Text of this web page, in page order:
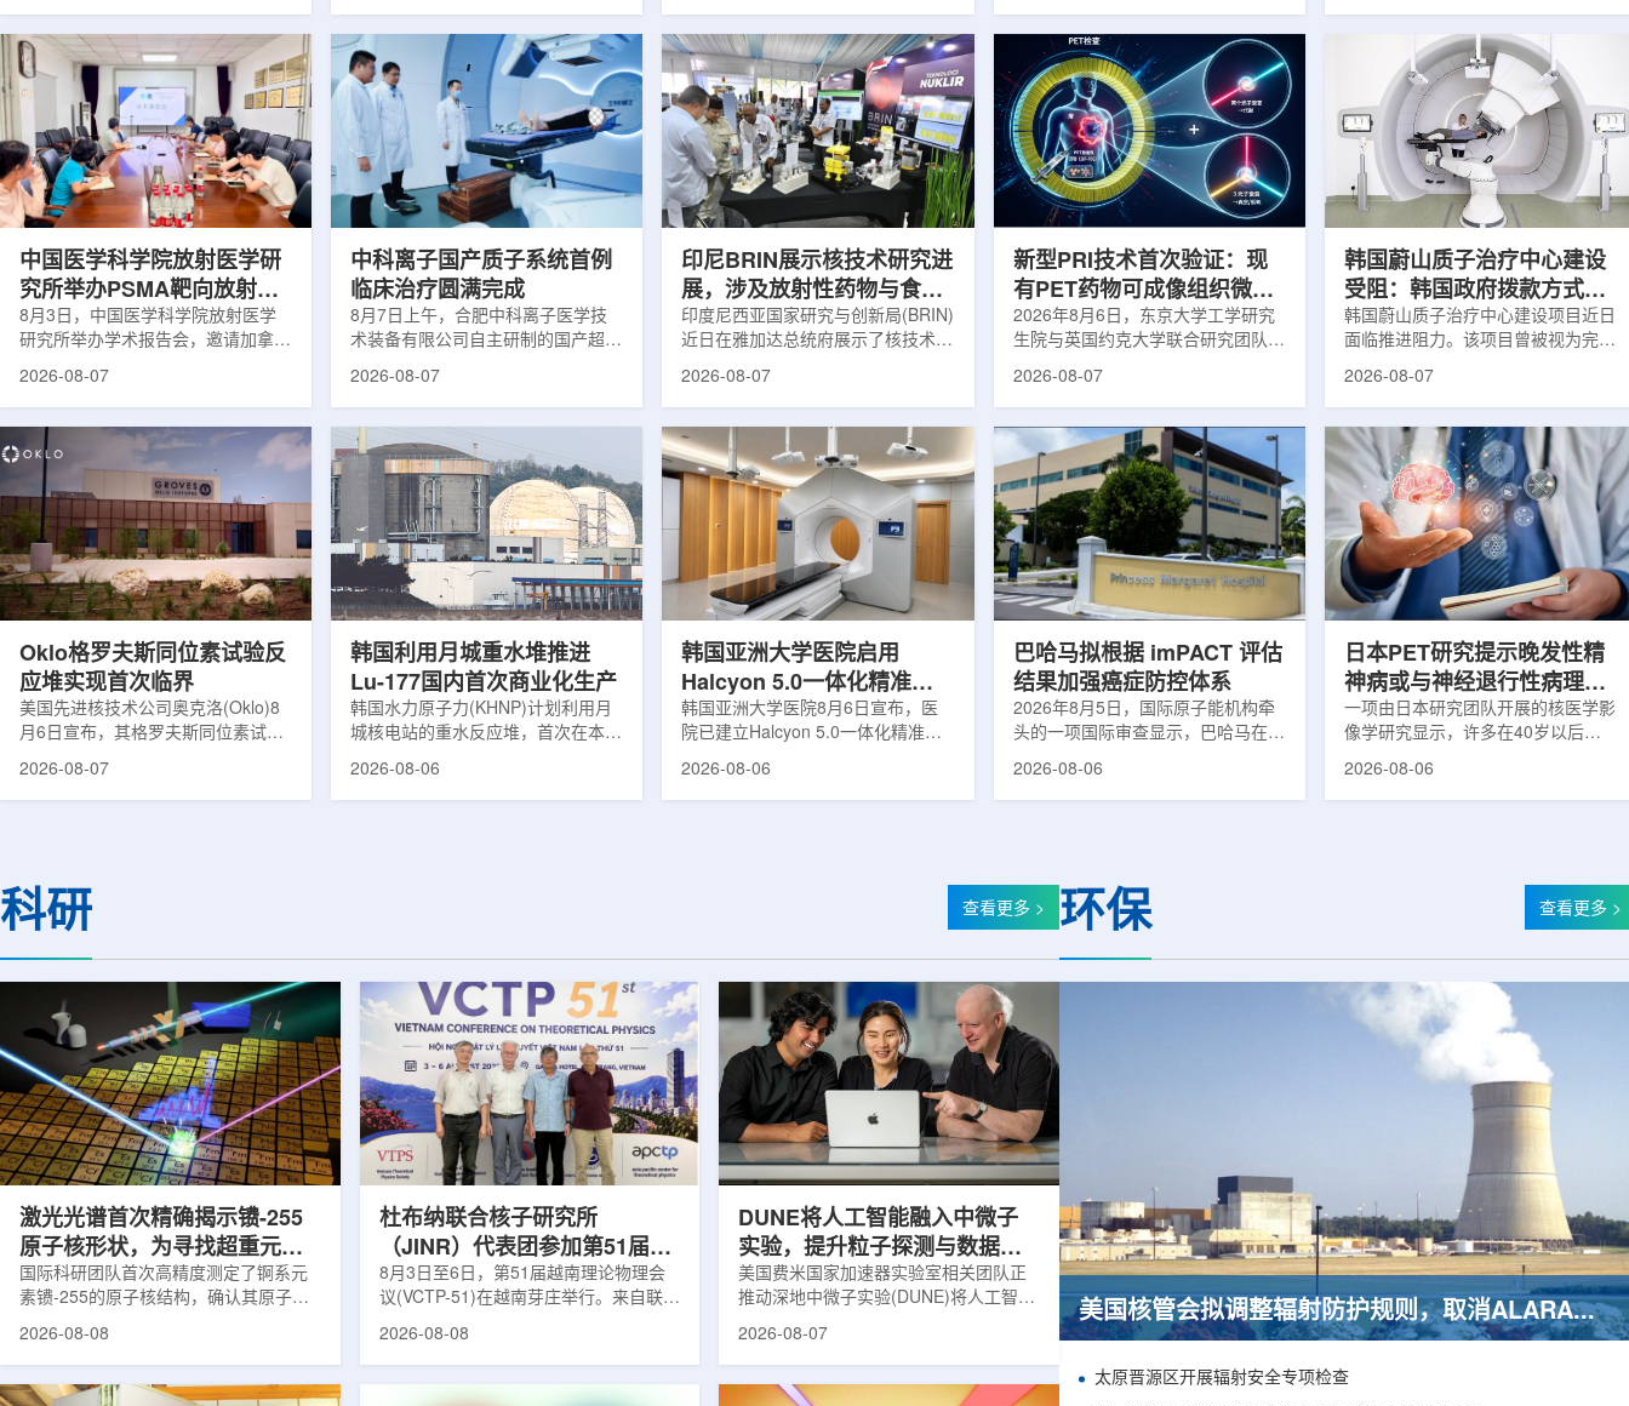
果提示，不同人群之间的筛查可及性
差异正在扩大。研究人员分析了超过
500万名Medicare受益人的理赔数
据。结果显示，DXA使用率从2005
年的每10万名受益人7255次，下降
至2023年的每10万名受益人4690
次。相关研究已发表于
《Osteoporosis International》。下
法。治疗过程中，医生在CT或超声
成像引导下，将细治疗针精准插入肿
瘤部位，通过零下40摄氏度或更低
的超低温冷冻病灶，使癌细胞发生坏
死。由于低温冷冻本身具有一定麻醉
作用，该技术有助于减轻患者疼痛，
减少对周围正常组织的损伤，并促进
术后较快恢复。据该中心介绍，目前
认定(Fast Track Designation,
FTD)。这是原研核药领域中国首个
获得美国 FDA 突破性疗法认定、首
个同时获得 FDA 突破性疗法与快速
通道双项认定的产品，创造了核药领
域里程碑式突破。68Ga-NYM096是
一款特异性结合CAⅨ的肾癌小分子
诊断核药，适用于疑似或确认转移性
创)共同出资组建，中国同辐持股
90%，中核浙创持股10%。中核辐智
将承接中国同辐核医学发展中心业
务，锚定智慧核医疗赛道深耕布局。
公司以智慧核医学物联系统为核心载
体，打通核医疗全产业链条，构建智
慧核医学系统+核药+装备+服务协同
发展模式，推动业务从单一产品供给
完成自研7款放射性药物的临床转
化，用于多种肿瘤诊疗。报告会上，
林国贤教授基于其团队多年的前沿探
索，系统梳理了针对前列腺癌靶点
PSMA的核药相关研究进展：一是F-
18标记PSMA靶向PET显像剂的分子
设计与临床优势;二是通过理性优化
分子结构，大幅提高Lu-177标记治
中国医学科学院放射医学研
究所举办PSMA靶向放射性
药物学术报告会
8月3日，中国医学科学院放射医学
研究所举办学术报告会，邀请加拿大
温哥华不列颠哥伦比亚癌症中心林国
性药物开发》的学术报告。报告会采
取线上线下结合方式举行，放射所部
分科研人员和研究生参加。林国贤教
授长期从事肿瘤诊疗靶向放射性药物
开发研究，已主导或参与发表135余
篇同行评议期刊论文，提交30余项
放射性药物相关专利申请，并完成7
款自研放射性药物的临床转化，应用
2026-08-07
中科离子国产质子系统首例
临床治疗圆满完成
8月7日上午，合肥中科离子医学技
术装备有限公司自主研制的国产超导
回旋质子治疗系统，在合肥离子医学
治疗系统的重要突破。本例受试者为
肺癌患者。试验所用的超导质子治疗
系统，搭载中科离子自主研发的
SC240超导回旋加速器，具有超大照
射野、360°全周束流配送能力。治
疗全程依托多模融合4D图像引导精
准定位，能实现动态适配、精准治
疗。设备运行平稳低噪，治疗控制软
2026-08-07
印尼BRIN展示核技术研究进
展，涉及放射性药物与食品
辐照应用
印度尼西亚国家研究与创新局(BRIN)
近日在雅加达总统府展示了核技术研
究成果。BRIN局长阿里夫·萨特里亚
粮食和健康等领域。在健康领域，
BRIN正在开发用于核医学的放射性
药物。这类药物含有放射性物质，可
用于癌症诊断和治疗。阿里夫表示，
放射性药物研发对癌症识别和治疗具
有重要意义。在食品领域，BRIN将
核技术用于食品保鲜，重点包括出口
水果的辐照处理。阿里夫介绍，一些
2026-08-07
新型PRI技术首次验证：现
有PET药物可成像组织微环
境
2026年8月6日，东京大学工学研究
生院与英国约克大学联合研究团队宣
布，已建立一种利用正电子三光子衰
该方法可结合现有临床PET显像剂使
用，有望为核医学影像提供观察组织
微环境的新手段。利用正电子-3光子
衰变的下一代核医学成像概念图目前
临床PET扫描主要利用正电子双光子
湮灭过程显示药物在体内的分布和积
累情况，但对组织缺氧等与疾病恶性
程度相关的微环境信息捕捉有限。...
2026-08-07
韩国蔚山质子治疗中心建设
受阻：韩国政府拨款方式调
整影响项目推进
韩国蔚山质子治疗中心建设项目近日
面临推进阻力。该项目曾被视为完善
韩国东南部区域癌症治疗体系的关键
的难度明显上升。据蔚山市8月6日
消息，蔚山市已于去年3月完成质子
治疗中心建设可行性研究及基本规划
制定服务，并开始争取国家拨款。不
过，韩国保健福祉部回复称，难以单
独为蔚山市提供大型项目资金。此
前，蔚山市曾计划通过建设质子治疗
中心，构建癌症患者可在区域内完成
2026-08-07
Oklo格罗夫斯同位素试验反
应堆实现首次临界
美国先进核技术公司奥克洛(Oklo)8
月6日宣布，其格罗夫斯同位素试验
反应堆已在低功率状态下实现可控自
特，是美国能源部反应堆试点计划下
首个在私人土地上实现临界的反应
工程建设、组件制造或采购、燃料配
置及...
2026-08-07
韩国利用月城重水堆推进
Lu-177国内首次商业化生产
韩国水力原子力(KHNP)计划利用月
城核电站的重水反应堆，首次在本土
生产用于癌症治疗的放射性同位素
后，韩国水力原子力还将扩大生产范
围至钴...
2026-08-06
韩国亚洲大学医院启用
Halcyon 5.0一体化精准放
射治疗方案
韩国亚洲大学医院8月6日宣布，医
院已建立Halcyon 5.0一体化精准放
射治疗解决方案，并开始全面用于患
射治疗系统IDENTIFY。亚洲大学医
院表示，该院是韩国首...
2026-08-06
巴哈马拟根据 imPACT 评估
结果加强癌症防控体系
2026年8月5日，国际原子能机构牵
头的一项国际审查显示，巴哈马在加
强癌症治疗服务方面具备进一步提升
评估由国际原子能机构、世界卫生组
织/泛美卫生组织和国际癌症研究机
力和实际需求。6月9日至11日，专
家组访...
2026-08-06
日本PET研究提示晚发性精
神病或与神经退行性病理相
关
一项由日本研究团队开展的核医学影
像学研究显示，许多在40岁以后首
次出现幻觉、妄想等精神病性症状的
踪剂^11C-PiB，以及tau蛋白PET示
踪剂^18F-florzolotau，对受试者大
神病患者中，β-淀粉样蛋白阳性...
2026-08-06
科研 查看更多 >
激光光谱首次精确揭示镄-255
原子核形状，为寻找超重元素
提供新线索
国际科研团队首次高精度测定了锕系元
素镄-255的原子核结构，确认其原子核
美因茨约翰内斯·古腾堡大学、亥姆霍兹
美因茨研究所、瑞典哥德堡大学等18家
2026-08-08
杜布纳联合核子研究所
（JINR）代表团参加第51届越
南理论物理会议
8月3日至6日，第51届越南理论物理会
议(VCTP-51)在越南芽庄举行。来自联合
南、德国、印度、中国、巴基斯坦、俄
罗斯、台湾、菲律宾和日本等国家和地
2026-08-08
DUNE将人工智能融入中微子
实验，提升粒子探测与数据处
理能力
美国费米国家加速器实验室相关团队正
推动深地中微子实验(DUNE)将人工智能
互作用识别、事件分类和探测器管理能
力。DUNE位于长基线中微子设施，目
2026-08-07
环保 查看更多 >
美国核管会拟调整辐射防护规则，取消ALARA要求引发安全争议
太原晋源区开展辐射安全专项检查